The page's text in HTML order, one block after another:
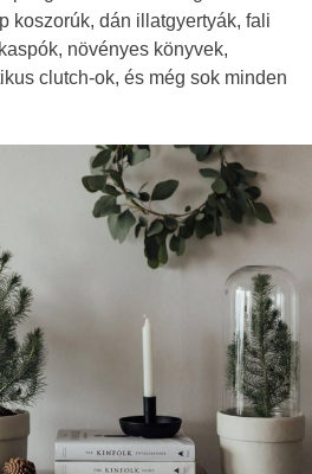
koszorúk, dán illatgyertyák, fali
növényes könyvek,
clutch-ok, és még sok minden